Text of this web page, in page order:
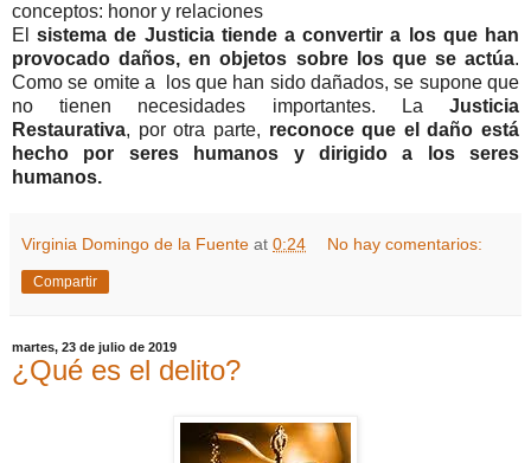
conceptos: honor y relaciones
Elsistema de Justicia tiende a convertir a los que han
provocado daños, en objetos sobre los que se actúa.
Como se omite a los que han sido dañados, se supone que
no tienen necesidades importantes. La Justicia
Restaurativa, por otra parte, reconoce que el daño está
hecho por seres humanos y dirigido a los seres
humanos.
Virginia Domingo de la Fuente at 0:24 No hay comentarios:
Compartir
martes, 23 de julio de 2019
¿Qué es el delito?